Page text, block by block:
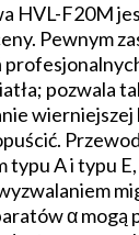
HVL-F20M
Pewnym
pozwala
typu A i typu
α mogą